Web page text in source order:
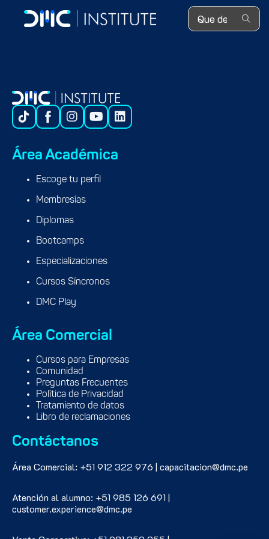
Search ...
Growth Hacking: Definición, habilidades del Growth Hacker
Área Académica
Escoge tu perfil
Membresías
Diplomas
Bootcamps
Especializaciones
Cursos Síncronos
DMC Play
Área Comercial
Cursos para Empresas
Comunidad
Preguntas Frecuentes
Política de Privacidad
Tratamiento de datos
Libro de reclamaciones
Contáctanos
Área Comercial: +51 912 322 976 | capacitacion@dmc.pe
Atención al alumno: +51 985 126 691 |
customer.experience@dmc.pe